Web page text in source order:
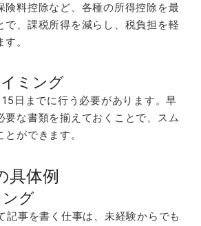
険料控除など、各種の所得控除を最
で、課税所得を減らし、税負担を軽
。
ミング
日までに行う必要があります。早
要な書類を揃えておくことで、スム
ができます。
具体例
グ
記事を書く仕事は、未経験からでも